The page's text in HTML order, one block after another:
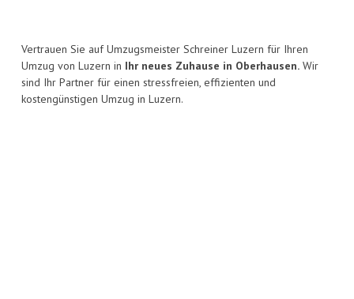
Vertrauen Sie auf Umzugsmeister Schreiner Luzern für Ihren
Umzug von Luzern in Ihr neues Zuhause in Oberhausen. Wir
sind Ihr Partner für einen stressfreien, effizienten und
kostengünstigen Umzug in Luzern.